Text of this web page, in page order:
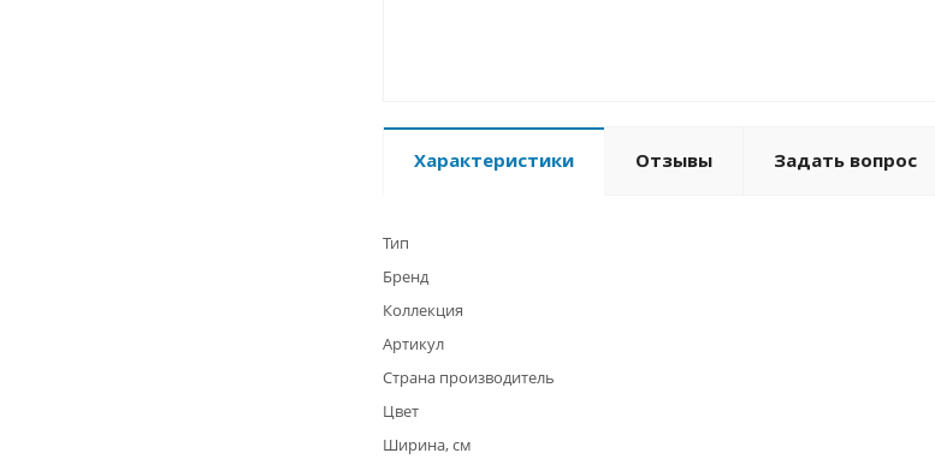
Характеристики Отзывы Задать вопрос
Тип
Бренд
Коллекция
Артикул
Страна производитель
Цвет
Ширина, см